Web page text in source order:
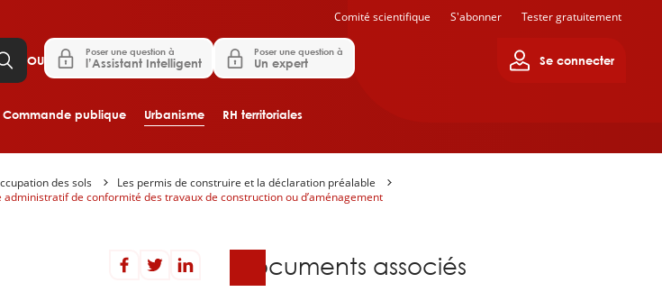
Aller au contenu principal
Commande publique Urbanisme RH territoriales
OU
Poser une question à
l’Assistant Intelligent
Poser une question à
Un expert Se connecter
Comité scientifique S'abonner Tester gratuitement
des sols
Les permis de construire et la déclaration préalable
administratif de conformité des travaux de construction ou d’aménagement
Documents associés